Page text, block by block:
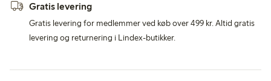
Gratis levering
Gratis levering for medlemmer ved køb over 499 kr. Altid gratis
levering og returnering i Lindex-butikker.